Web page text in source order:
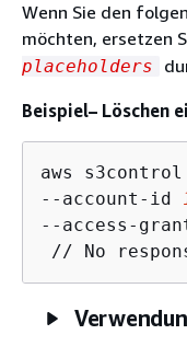
Wenn Sie den
möchten, ersetzen
placeholders
Beispiel– Löschen
aws
--account-id
--access-
// No